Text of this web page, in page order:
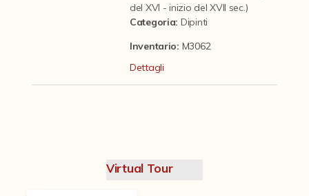
Il progetto Digital Humanities
del XVI - inizio del XVII sec.)
Categoria: Dipinti
Inventario: M3062
Dettagli
Virtual Tour